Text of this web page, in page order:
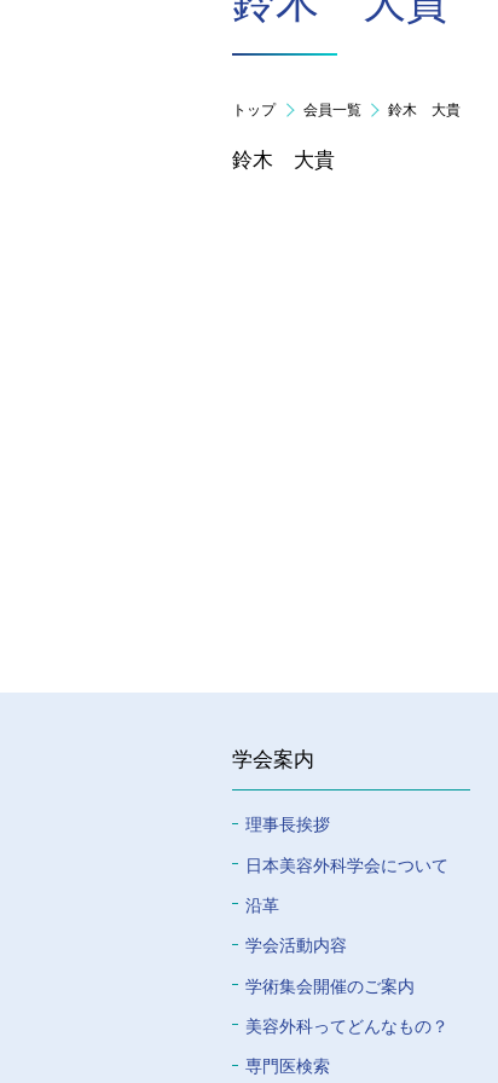
トップ 会員一覧 鈴木 大貴
鈴木 大貴
学会案内
理事長挨拶
⽇本美容外科学会について
沿革
学会活動内容
学術集会開催のご案内
美容外科ってどんなもの？
専門医検索